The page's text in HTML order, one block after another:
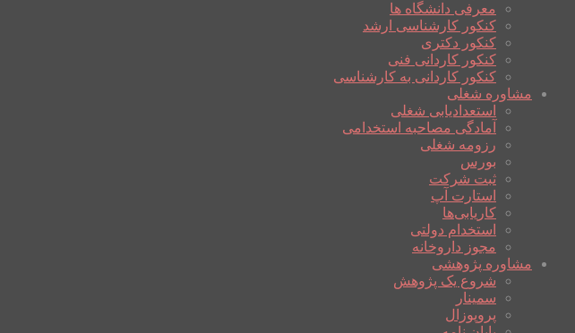
معرفی دانشگاه ها
کنکور کارشناسی ارشد
کنکور دکتری
کنکور کاردانی فنی
کنکور کاردانی به کارشناسی
مشاوره شغلی
استعدادیابی شغلی
آمادگی مصاحبه استخدامی
رزومه شغلی
بورس
ثبت شرکت
استارت آپ
کاریابی‌ها
استخدام دولتی
مجوز داروخانه
مشاوره پژوهشی
شروع یک پژوهش
سمینار
پروپوزال